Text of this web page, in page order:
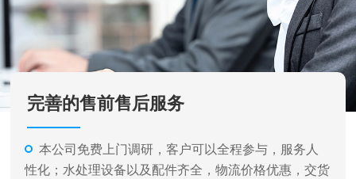
时间准时，并提供技术和服务指导，无售后烦恼。荣华
荣已成功为多家品牌企业且根据其不同行业的需求，设
计各种不同类型和规格的水处理设备及完成相关系统的